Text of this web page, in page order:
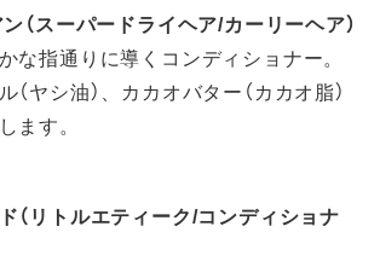
（スーパードライヘア/カーリーヘア）
な指通りに導くコンディショナー。
ヤシ油）、カカオバター（カカオ脂）
ます。
（リトルエティーク/コンディショナ